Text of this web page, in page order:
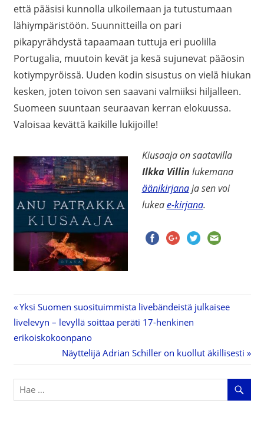
että pääsisi kunnolla ulkoilemaan ja tutustumaan
lähiympäristöön. Suunnitteilla on pari
pikapyrähdystä tapaamaan tuttuja eri puolilla
Portugalia, muutoin kevät ja kesä sujunevat pääosin
kotiympyröissä. Uuden kodin sisustus on vielä hiukan
kesken, joten toivon sen saavani valmiiksi hiljalleen.
Suomeen suuntaan seuraavan kerran elokuussa.
Valoisaa kevättä kaikille lukijoille!
Kiusaaja on saatavilla
Ilkka Villin lukemana
äänikirjanaja sen voi
lukeae-kirjana.
Artikkelien
selaus
Previous
Post:
Yksi Suomen suosituimmista livebändeistä julkaisee
livelevyn – levyllä soittaa peräti 17-henkinen
erikoiskokoonpano
Next
Post:
Näyttelijä Adrian Schiller on kuollut äkillisesti